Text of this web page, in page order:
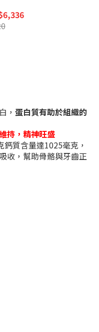
， 蛋白質有助於組織的
持，精神旺盛
質含量達1025毫克，
收，幫助骨骼與牙齒正